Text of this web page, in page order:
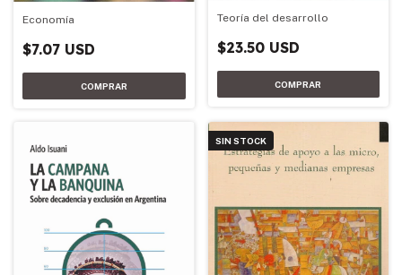
Economía
$7.07 USD
Teoría del desarrollo
$23.50 USD
SIN STOCK